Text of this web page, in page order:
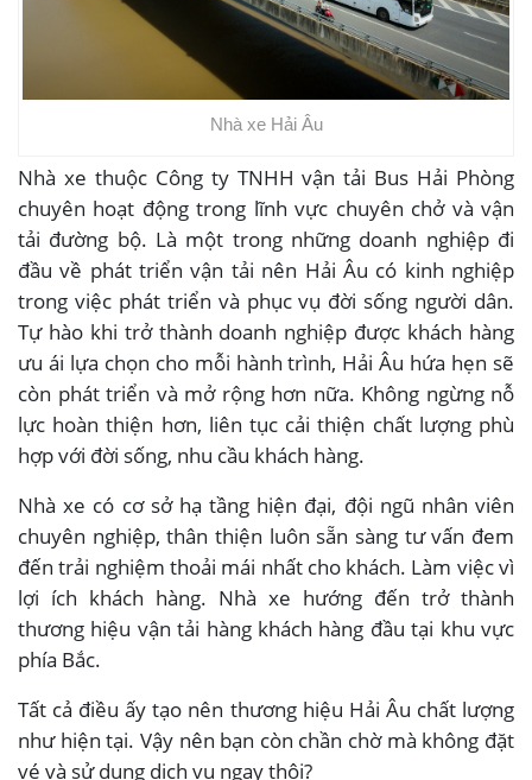
Nhà xe Hải Âu
Nhà xe thuộc Công ty TNHH vận tải Bus Hải Phòng
chuyên hoạt động trong lĩnh vực chuyên chở và vận
tải đường bộ. Là một trong những doanh nghiệp đi
đầu về phát triển vận tải nên Hải Âu có kinh nghiệp
trong việc phát triển và phục vụ đời sống người dân.
Tự hào khi trở thành doanh nghiệp được khách hàng
ưu ái lựa chọn cho mỗi hành trình, Hải Âu hứa hẹn sẽ
còn phát triển và mở rộng hơn nữa. Không ngừng nỗ
lực hoàn thiện hơn, liên tục cải thiện chất lượng phù
hợp với đời sống, nhu cầu khách hàng.
Nhà xe có cơ sở hạ tầng hiện đại, đội ngũ nhân viên
chuyên nghiệp, thân thiện luôn sẵn sàng tư vấn đem
đến trải nghiệm thoải mái nhất cho khách. Làm việc vì
lợi ích khách hàng. Nhà xe hướng đến trở thành
thương hiệu vận tải hàng khách hàng đầu tại khu vực
phía Bắc.
Tất cả điều ấy tạo nên thương hiệu Hải Âu chất lượng
như hiện tại. Vậy nên bạn còn chần chờ mà không đặt
vé và sử dụng dịch vụ ngay thôi?